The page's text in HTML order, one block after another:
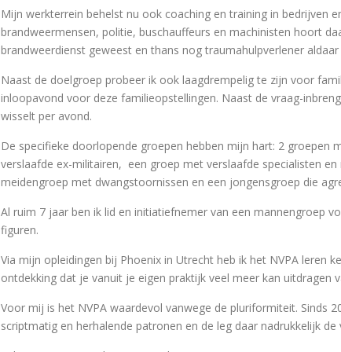
Mijn werkterrein behelst nu ook coaching en training in bedrijven
brandweermensen, politie, buschauffeurs en machinisten hoort
brandweerdienst geweest en thans nog traumahulpverlener aldaar
Naast de doelgroep probeer ik ook laagdrempelig te zijn voor
inloopavond voor deze familieopstellingen. Naast de vraag-
wisselt per avond.
De specifieke doorlopende groepen hebben mijn hart: 2 groepen
verslaafde ex-militairen, een groep met verslaafde specialisten
meidengroep met dwangstoornissen en een jongensgroep die
Al ruim 7 jaar ben ik lid en initiatiefnemer van een mannengroep
figuren.
Via mijn opleidingen bij Phoenix in Utrecht heb ik het NVPA leren
ontdekking dat je vanuit je eigen praktijk veel meer kan uitdragen
Voor mij is het NVPA waardevol vanwege de pluriformiteit. Sinds
scriptmatig en herhalende patronen en de leg daar nadrukkelijk